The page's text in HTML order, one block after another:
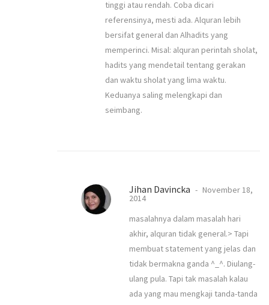
tinggi atau rendah. Coba dicari
referensinya, mesti ada. Alquran lebih
bersifat general dan Alhadits yang
memperinci. Misal: alquran perintah sholat,
hadits yang mendetail tentang gerakan
dan waktu sholat yang lima waktu.
Keduanya saling melengkapi dan
seimbang.
Jihan Davincka November 18,
2014
masalahnya dalam masalah hari
akhir, alquran tidak general.> Tapi
membuat statement yang jelas dan
tidak bermakna ganda ^_^. Diulang-
ulang pula. Tapi tak masalah kalau
ada yang mau mengkaji tanda-tanda